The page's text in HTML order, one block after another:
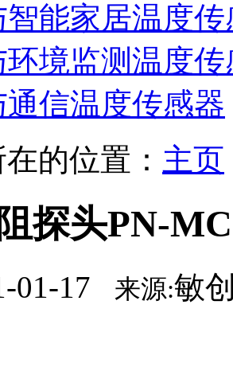
智能家居温度传
境监测温度传
通信温度传感器
的位置： 主页
探头PN-
01-17 来源:敏